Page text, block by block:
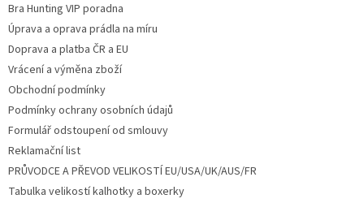
Bra Hunting VIP poradna
Úprava a oprava prádla na míru
Doprava a platba ČR a EU
Vrácení a výměna zboží
Obchodní podmínky
Podmínky ochrany osobních údajů
Formulář odstoupení od smlouvy
Reklamační list
PRŮVODCE A PŘEVOD VELIKOSTÍ EU/USA/UK/AUS/FR
Tabulka velikostí kalhotky a boxerky